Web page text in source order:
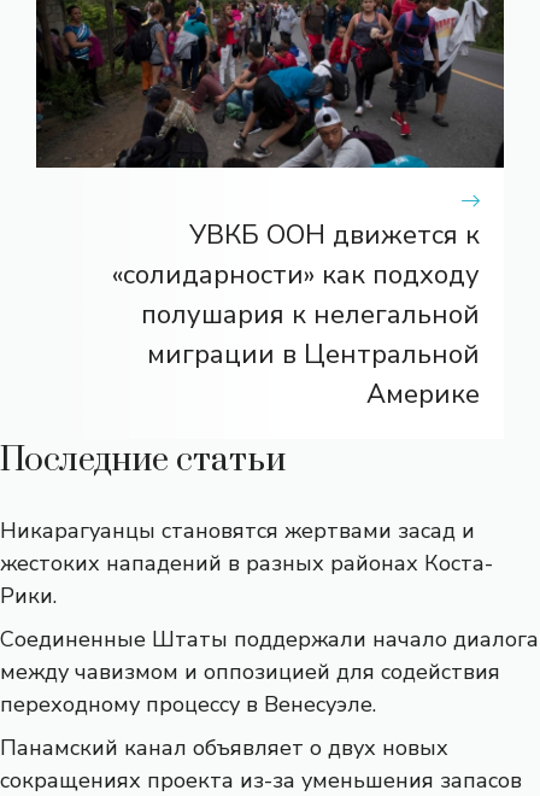
УВКБ ООН движется к
«солидарности» как подходу
полушария к нелегальной
миграции в Центральной
Америке
Последние статьи
Никарагуанцы становятся жертвами засад и
жестоких нападений в разных районах Коста-
Рики.
Соединенные Штаты поддержали начало диалога
между чавизмом и оппозицией для содействия
переходному процессу в Венесуэле.
Панамский канал объявляет о двух новых
сокращениях проекта из-за уменьшения запасов